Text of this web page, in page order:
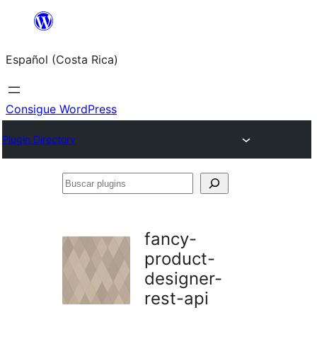
Saltar
contenido
Español (Costa Rica)
Consigue WordPress
Plugin Directory
Buscar
fancy-
product-
designer-
rest-api